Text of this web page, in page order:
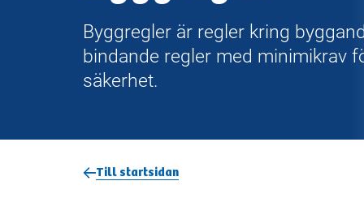
Byggregler är regler kring
bindande regler med minimikrav
säkerhet.
Till startsidan